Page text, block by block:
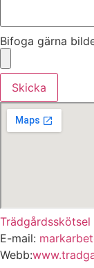
Bifoga gärna
Skicka
Trädgårdsskötsel
E-mail:
Webb: